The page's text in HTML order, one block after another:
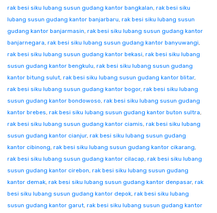
rak besi siku lubang susun gudang kantor bangkalan, rak besi siku
lubang susun gudang kantor banjarbaru, rak besi siku lubang susun
gudang kantor banjarmasin, rak besi siku lubang susun gudang kantor
banjarnegara, rak besi siku lubang susun gudang kantor banyuwangi,
rak besi siku lubang susun gudang kantor bekasi, rak besi siku lubang
susun gudang kantor bengkulu, rak besi siku lubang susun gudang
kantor bitung sulut, rak besi siku lubang susun gudang kantor blitar,
rak besi siku lubang susun gudang kantor bogor, rak besi siku lubang
susun gudang kantor bondowoso, rak besi siku lubang susun gudang
kantor brebes, rak besi siku lubang susun gudang kantor buton sultra,
rak besi siku lubang susun gudang kantor ciamis, rak besi siku lubang
susun gudang kantor cianjur, rak besi siku lubang susun gudang
kantor cibinong, rak besi siku lubang susun gudang kantor cikarang,
rak besi siku lubang susun gudang kantor cilacap, rak besi siku lubang
susun gudang kantor cirebon, rak besi siku lubang susun gudang
kantor demak, rak besi siku lubang susun gudang kantor denpasar, rak
besi siku lubang susun gudang kantor depok, rak besi siku lubang
susun gudang kantor garut, rak besi siku lubang susun gudang kantor